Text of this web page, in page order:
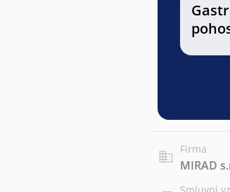
Firma
MIRAD